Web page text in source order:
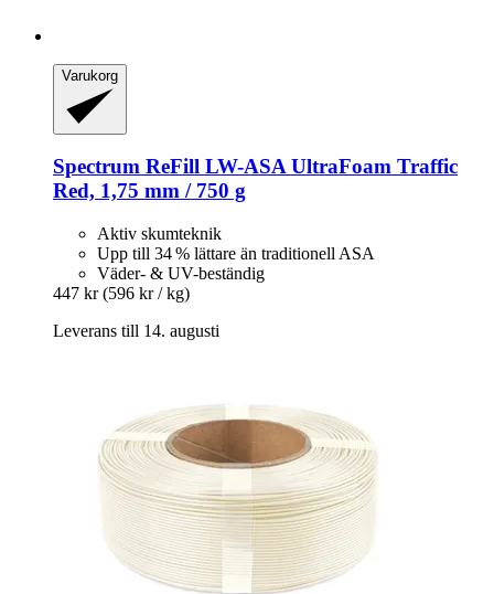
Varukorg
Spectrum ReFill LW-​ASA UltraFoam Traffic
Red, 1,75 mm / 750 g
Aktiv skumteknik
Upp till 34 % lättare än traditionell ASA
Väder- & UV-beständig
447 kr (596 kr / kg)
Leverans till 14. augusti